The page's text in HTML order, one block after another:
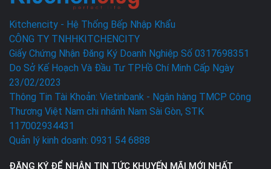
Kitchencity - Hệ Thống Bếp Nhập Khẩu
CÔNG TY TNHHKITCHENCITY
Giấy Chứng Nhận Đăng Ký Doanh Nghiệp Số 0317698351
Do Sở Kế Hoạch Và Đầu Tư TP.Hồ Chí Minh Cấp Ngày
23/02/2023
Thông Tin Tài Khoản: Vietinbank - Ngân hàng TMCP Công
Thương Việt Nam chi nhánh Nam Sài Gòn, STK
117002934431
Quản lý kinh doanh: 0931 54 6888
ĐĂNG KÝ ĐỂ NHẬN TIN TỨC KHUYẾN MÃI MỚI NHẤT